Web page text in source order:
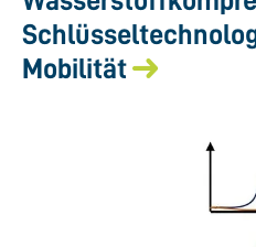
Mobilität